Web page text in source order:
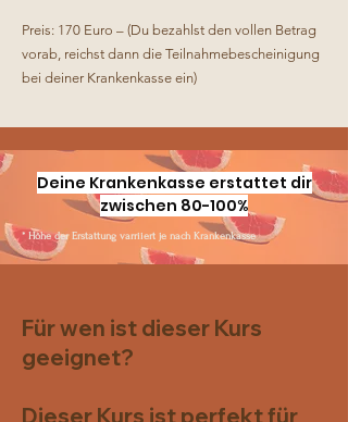
Preis: 170 Euro – (Du bezahlst den vollen Betrag
vorab, reichst dann die Teilnahmebescheinigung
bei deiner Krankenkasse ein)
Deine Krankenkasse erstattet dir
zwischen 80-100%
* Höhe der Erstattung varriiert je nach Krankenkasse
Für wen ist dieser Kurs
geeignet?
Dieser Kurs ist perfekt für